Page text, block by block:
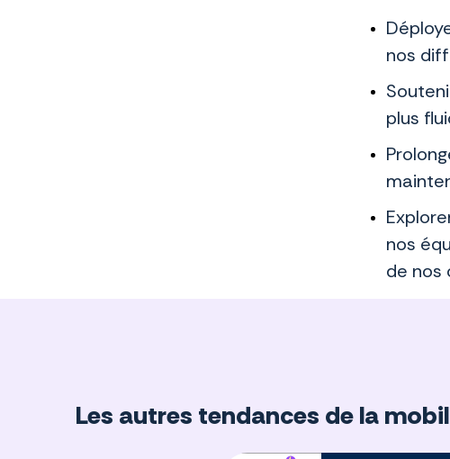
nos
plus
nos
de nos
Les autres tendances de la